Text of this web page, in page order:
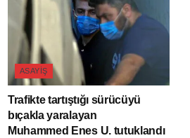
ASAYIŞ
Trafikte tartıştığı sürücüyü
bıçakla yaralayan
Muhammed Enes U. tutuklandı